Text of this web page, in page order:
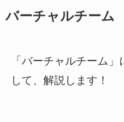
バーチャルチーム
「バーチャルチーム
して、解説します！